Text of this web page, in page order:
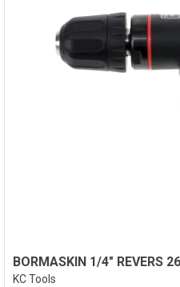
BORMASKIN 1/4" REVERS
KC Tools